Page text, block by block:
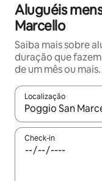
Aluguéis
Marcello
Saiba mais sobre
duração que
de um mês ou mais.
Localização
Quando os
Check-in